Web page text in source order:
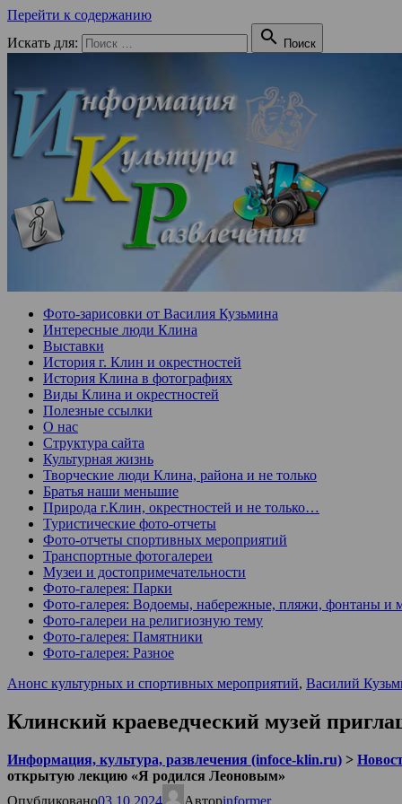
Перейти к содержанию
Искать для:
 Поиск
Фото-зарисовки от Василия Кузьмина
Интересные люди Клина
Выставки
История г. Клин и окрестностей
История Клина в фотографиях
Виды Клина и окрестностей
Полезные ссылки
О нас
Структура сайта
Культурная жизнь
Творческие люди Клина, района и не только
Братья наши меньшие
Природа г.Клин, окрестностей и не только…
Туристические фото-отчеты
Фото-отчеты спортивных мероприятий
Транспортные фотогалереи
Музеи и достопримечательности
Фото-галерея: Парки
Фото-галерея: Водоемы, набережные, пляжи, фонтаны и
Фото-галереи на религиозную тему
Фото-галерея: Памятники
Фото-галерея: Разное
Анонс культурных и спортивных мероприятий, Василий
Клинский краеведческий музей
Информация, культура, развлечения (infoce-klin.ru) >
открытую лекцию «Я родился Леоновым»
Опубликовано03.10.2024 Авторinformer